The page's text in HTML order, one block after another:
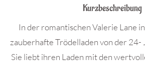
Kurzbeschreibung
In der romantischen Valerie Lane
zauberhafte Trödelladen von der 24-
Sie liebt ihren Laden mit den